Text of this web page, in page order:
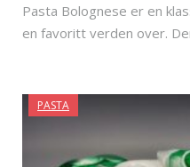
Pasta Bolognese er en
en favoritt verden over.
PASTA